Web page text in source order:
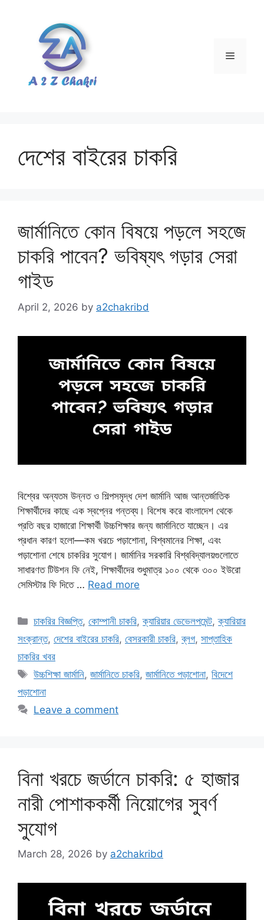
Menu
দেশের বাইরের চাকরি
জার্মানিতে কোন বিষয়ে পড়লে সহজে
চাকরি পাবেন? ভবিষ্যৎ গড়ার সেরা
গাইড
April 2, 2026 by a2chakribd
বিশ্বের অন্যতম উন্নত ও শিল্পসমৃদ্ধ দেশ জার্মানি আজ আন্তর্জাতিক
শিক্ষার্থীদের কাছে এক স্বপ্নের গন্তব্য। বিশেষ করে বাংলাদেশ থেকে
প্রতি বছর হাজারো শিক্ষার্থী উচ্চশিক্ষার জন্য জার্মানিতে যাচ্ছেন। এর
প্রধান কারণ হলো—কম খরচে পড়াশোনা, বিশ্বমানের শিক্ষা, এবং
পড়াশোনা শেষে চাকরির সুযোগ। জার্মানির সরকারি বিশ্ববিদ্যালয়গুলোতে
সাধারণত টিউশন ফি নেই, শিক্ষার্থীদের শুধুমাত্র ১০০ থেকে ৩০০ ইউরো
সেমিস্টার ফি দিতে … Read more
Categories
চাকরির বিজ্ঞপ্তি,কোম্পানী চাকরি,ক্যারিয়ার ডেভেলপমেন্ট,ক্যারিয়ার
সংক্রান্ত, দেশের বাইরের চাকরি, বেসরকারী চাকরি,ব্লগ, সাপ্তাহিক
চাকরির খবর
Tags
উচ্চশিক্ষা জার্মানি,জার্মানিতে চাকরি,জার্মানিতে পড়াশোনা,বিদেশে
পড়াশোনা
Leave a comment
বিনা খরচে জর্ডানে চাকরি: ৫ হাজার
নারী পোশাককর্মী নিয়োগের সুবর্ণ
সুযোগ
March 28, 2026 by a2chakribd